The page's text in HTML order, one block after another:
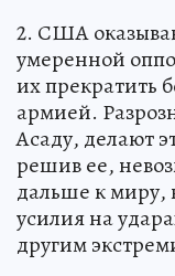
2. США
умеренной
их прекратить
армией.
Асаду, делают
решив ее,
дальше к миру,
усилия на
другим